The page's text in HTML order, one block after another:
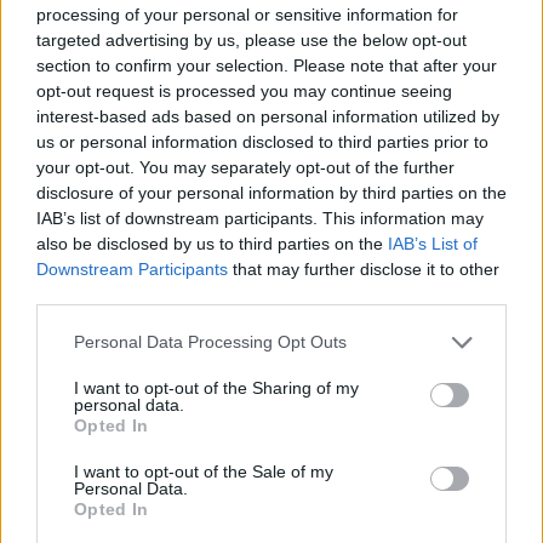
processing of your personal or sensitive information for
targeted advertising by us, please use the below opt-out
section to confirm your selection. Please note that after your
opt-out request is processed you may continue seeing
interest-based ads based on personal information utilized by
us or personal information disclosed to third parties prior to
your opt-out. You may separately opt-out of the further
disclosure of your personal information by third parties on the
IAB’s list of downstream participants. This information may
also be disclosed by us to third parties on the IAB’s List of
Downstream Participants that may further disclose it to other
Personal Data Processing Opt Outs
I want to opt-out of the Sharing of my
personal data.
Opted In
I want to opt-out of the Sale of my
Personal Data.
Opted In
Σπύρος Μάνεσης:Θα το θέλαμε πολύ. Το αν
το καταφέρουμε θα εξαρτηθεί από πολλούς
παράγοντες. Σίγουρα μετά τη φετινή
εμπειρία θα γνωρίζουμε ήδη σε μεγάλο
βαθμό το πώς θα πάνε τα πράγματα του
χρόνου.
δύσκολη. Τα πράγματα θα είναι πολύ
ευκολότερα την επόμενη φορά. Και στόχος
όλο και καλύτερο. Σίγουρα θέλουμε να
γίνεται σε ετήσια βάση. Πιστεύω ότι μια